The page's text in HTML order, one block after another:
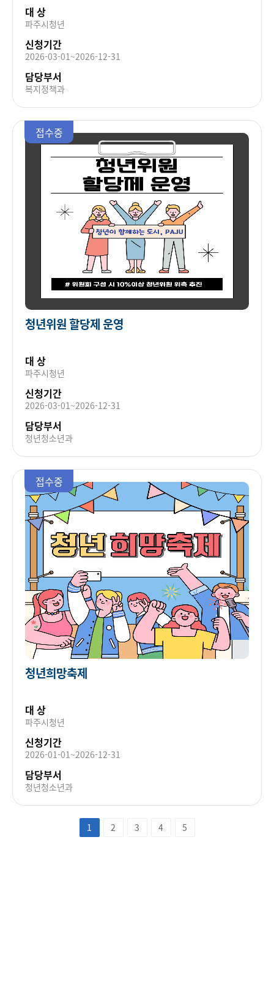
대 상
파주시청년
신청기간
2026-03-01~2026-12-31
담당부서
복지정책과
접수중
청년위원 할당제 운영
대 상
파주시청년
신청기간
2026-03-01~2026-12-31
담당부서
청년청소년과
접수중
청년희망축제
대 상
파주시청년
신청기간
2026-01-01~2026-12-31
담당부서
청년청소년과
1 2 3 4 5